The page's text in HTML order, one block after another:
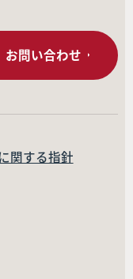
お問い合わせ
関する指針